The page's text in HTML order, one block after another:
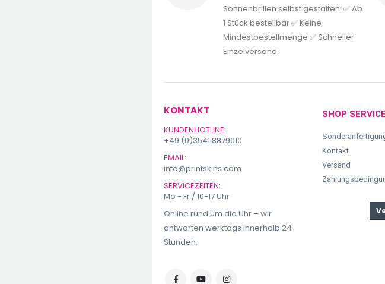
Sonnenbrillen selbst gestalten: ✅ Ab
1 Stück bestellbar ✅ Keine
Mindestbestellmenge ✅ Schneller
Einzelversand.
KONTAKT
KUNDENHOTLINE:
+49 (0)3541 8879010
EMAIL:
info@printskins.com
SERVICEZEITEN:
Mo - Fr / 10-17 Uhr
Online rund um die Uhr – wir
antworten werktags innerhalb 24
Stunden.
SHOP SERVICE
Kontakt
Versand